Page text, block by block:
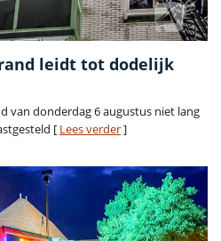
leidt tot dodelijk
van donderdag 6 augustus niet lang
[ Lees verder]